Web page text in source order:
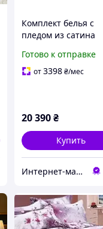
Комплект белья с
пледом из сатина
хлопок, Турция
двуспальный - евро,
Готово к отправке
от3398₴/мес
20 390₴
Купить
Интернет-магазин "Sweet Home"